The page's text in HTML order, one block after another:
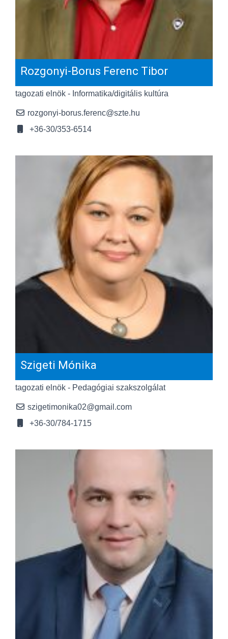
Rozgonyi-Borus Ferenc Tibor
tagozati elnök - Informatika/digitális kultúra
rozgonyi-borus.ferenc@szte.hu
+36-30/353-6514
Szigeti Mónika
tagozati elnök - Pedagógiai szakszolgálat
szigetimonika02@gmail.com
+36-30/784-1715